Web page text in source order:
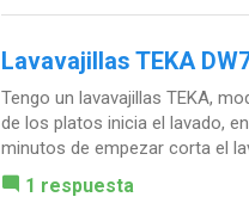
Lavavajillas TEKA
Tengo un lavavajillas TEKA,
de los platos inicia el lavado,
minutos de empezar corta el
1 respuesta